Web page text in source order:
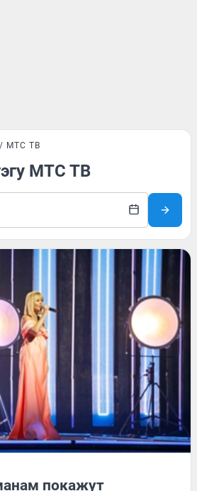
МТС ТВ
МТС ТВ
покажут